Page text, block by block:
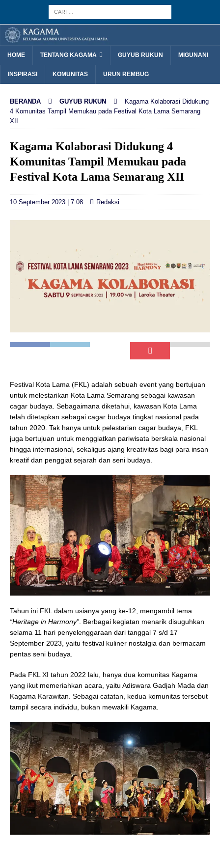
HOME TENTANG KAGAMA GUYUB RUKUN MIGUNANI
INSPIRASI KOMUNITAS URUN REMBUG
BERANDA GUYUB RUKUN
Kagama Kolaborasi Didukung
4 Komunitas Tampil Memukau pada Festival Kota Lama Semarang
XII
Kagama Kolaborasi Didukung 4
Komunitas Tampil Memukau pada
Festival Kota Lama Semarang XII
10 September 2023 | 7:08 Redaksi
Festival Kota Lama (FKL) adalah sebuah event yang bertujuan
untuk melestarikan Kota Lama Semarang sebagai kawasan
cagar budaya. Sebagaimana diketahui, kawasan Kota Lama
telah ditetapkan sebagai cagar budaya tingkat nasional pada
tahun 2020. Tak hanya untuk pelestarian cagar budaya, FKL
juga bertujuan untuk menggiatkan pariwisata berskala nasional
hingga internasional, sekaligus ajang kreativitas bagi para insan
kreatif dan penggiat sejarah dan seni budaya.
Tahun ini FKL dalam usianya yang ke-12, mengambil tema
“Heritage in Harmony” . Berbagai kegiatan menarik disuguhkan
selama 11 hari penyelenggaraan dari tanggal 7 s/d 17
September 2023, yaitu festival kuliner nostalgia dan bermacam
pentas seni budaya.
Pada FKL XI tahun 2022 lalu, hanya dua komunitas Kagama
yang ikut memeriahkan acara, yaitu Adiswara Gadjah Mada dan
Kagama Karawitan. Sebagai catatan, kedua komunitas tersebut
tampil secara individu, bukan mewakili Kagama.